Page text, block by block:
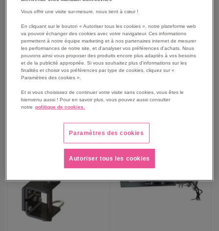
TABLETTE ECRITOIRE
77,75 €
93,30 € TTC
AJOUTER VOIR
Crochet modulaire inox
359,00 €
430,80 € TTC
AJOUTER
FAVORIS
Vous offrir une visite sur-mesure, nous tient à cœur !
En cliquant sur le bouton « Autoriser tous les cookies », notre plateforme web
va pouvoir échanger des cookies avec votre navigateur. Ces informations
permettent à notre équipe marketing et à nos partenaires internet de mesurer
les performances de notre site, et d'analyser vos préférences d'achats. Nous
pouvons ainsi vous proposer des produits encore plus adaptés à vos besoins
et de la publicité appropriée. Si vous souhaitez plus d'informations sur les
finalités et choisir vos préférences par type de cookies, cliquez sur «
Paramètres des cookies ».
Et si vous choisissez de continuer votre visite sans cookies, vous êtes le
bienvenu aussi ! Pour en savoir plus, vous pouvez aussi consulter
notre politique de cookies.
Paramètres des cookies
Autoriser tous les cookies